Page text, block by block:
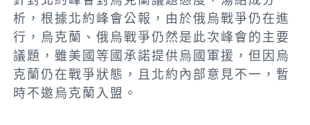
析，根據北約峰會公報，由於俄烏戰爭仍在進
行，烏克蘭、俄烏戰爭仍然是此次峰會的主要
議題，雖美國等國承諾提供烏國軍援，但因烏
克蘭仍在戰爭狀態，且北約內部意見不一，暫
時不邀烏克蘭入盟。